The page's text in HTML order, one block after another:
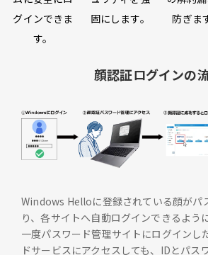
グインできま
す。
固にします。
防ぎま
顔認証ログインの
Windows Helloに登録されている顔がパ
り、各サイトへ自動ログインできるよう
一度パスワード管理サイトにログインし
ドサービスにアクセスしても、IDとパス